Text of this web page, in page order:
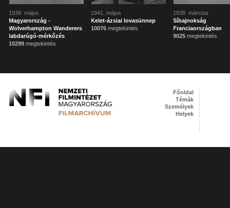
1938. május
Magyarország -
Wolverhampton Wanderers
labdarúgó-mérkőzés
10299 megtekintés
1941. május
Kelet-ázsiai lovasünnep
10076 megtekintés
1938. március
Síbajnokság
Franciaországban
9025 megtekintés
Főoldal
Témák
Személyek
Helyek